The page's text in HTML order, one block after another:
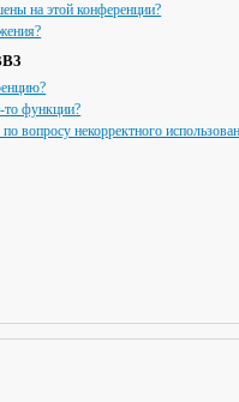
на этой конференции?
то функции?
вопросу некорректного